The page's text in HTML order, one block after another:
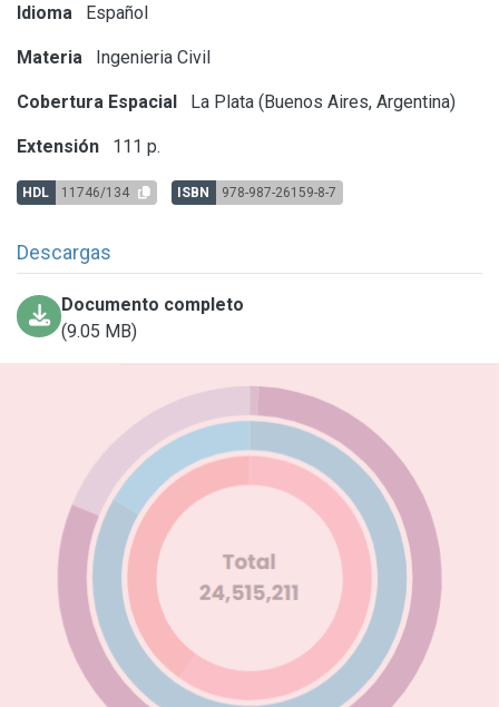
Idioma Español
Materia Ingenieria Civil
Cobertura Espacial La Plata (Buenos Aires, Argentina)
Extensión 111 p.
HDL 11746/134 ISBN 978-987-26159-8-7
Descargas
Documento completo
(9.05 MB)